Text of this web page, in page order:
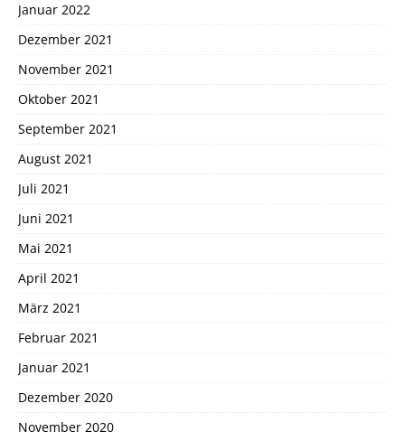
Januar 2022
Dezember 2021
November 2021
Oktober 2021
September 2021
August 2021
Juli 2021
Juni 2021
Mai 2021
April 2021
März 2021
Februar 2021
Januar 2021
Dezember 2020
November 2020